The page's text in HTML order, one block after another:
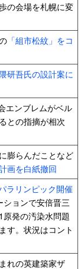
の会場を札幌に変
「組市松紋」をコ
研吾氏の設計案に
エンブレムがベル
との指摘が相次
膨らんだことなど
画を白紙撤回
ラリンピック開催
ョンで安倍晋三
発の汚染水問題
す。状況はコント
れの英建築家ザ